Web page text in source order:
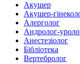
Акушер
Акушер-
Алерголог
Андролог-
Анестезіолог
Бібліотека
Вертебролог